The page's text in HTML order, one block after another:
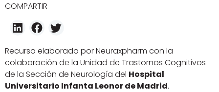
COMPARTIR
Recurso elaborado por Neuraxpharm con la
colaboración de la Unidad de Trastornos Cognitivos
de la Sección de Neurología del Hospital
Universitario Infanta Leonor de Madrid.